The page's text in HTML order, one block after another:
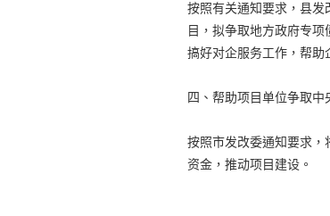
按照有关通知要求，县
目，拟争取地方政府专
搞好对企服务工作，帮助
四、帮助项目单位争取中
按照市发改委通知要求，
资金，推动项目建设。